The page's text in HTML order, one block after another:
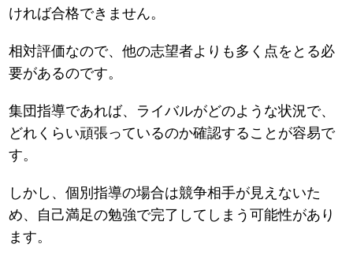
ければ合格できません。
相対評価なので、他の志望者よりも多く点をとる必
要があるのです。
集団指導であれば、ライバルがどのような状況で、
どれくらい頑張っているのか確認することが容易で
す。
しかし、個別指導の場合は競争相手が見えないた
め、自己満足の勉強で完了してしまう可能性があり
ます。